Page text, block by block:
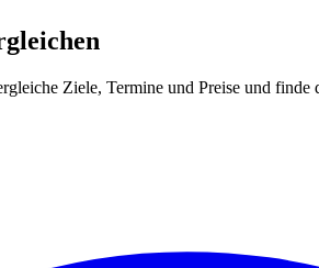
Ziele, Termine und Preise und finde